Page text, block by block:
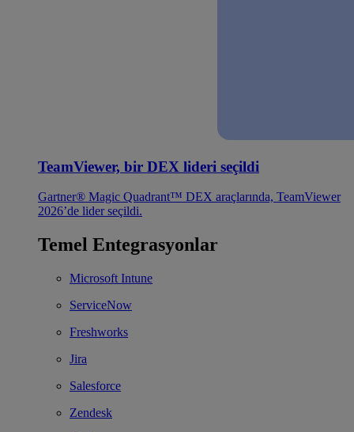
TeamViewer, bir DEX lideri seçildi
Gartner® Magic Quadrant™ DEX araçlarında, TeamViewer
2026’de lider seçildi.
Temel Entegrasyonlar
Microsoft Intune
ServiceNow
Freshworks
Jira
Salesforce
Zendesk